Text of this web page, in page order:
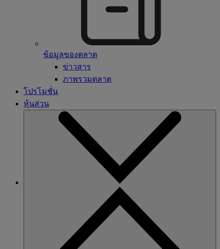
ข้อมูลของตลาด
ข่าวสาร
ภาพรวมตลาด
โปรโมชั่น
หุ้นส่วน